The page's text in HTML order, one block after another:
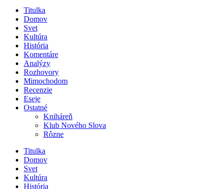
Titulka
Domov
Svet
Kultúra
História
Komentáre
Analýzy
Rozhovory
Mimochodom
Recenzie
Eseje
Ostatné
Kniháreň
Klub Nového Slova
Rôzne
Titulka
Domov
Svet
Kultúra
História